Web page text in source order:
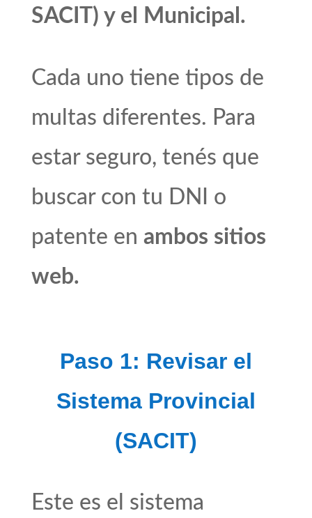
SACIT) y el Municipal.
Cada uno tiene tipos de
multas diferentes. Para
estar seguro, tenés que
buscar con tu DNI o
patente en ambos sitios
web.
Paso 1: Revisar el
Sistema Provincial
(SACIT)
Este es el sistema